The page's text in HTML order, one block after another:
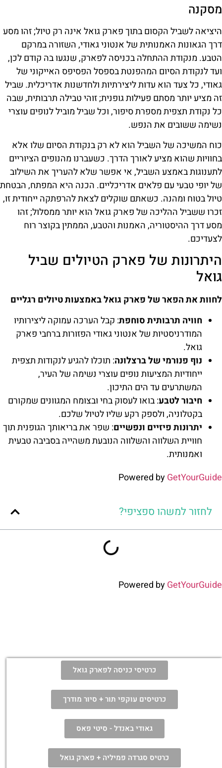
מסקנה
היציאה לשביל הקסום בתוך פארק גואל אינה רק טיול; זהו מסע
דרך הגאונות האמנותית של אנטוני גאודי, השזורה במרקם
הטבע. מנקודת ההתחלה בכניסה לפארק, שנגעו בה קודם לכן,
ועד לנקודת הסיום המהפנטת בספסל הפסיפס האייקוני של
גאודי, כל צעד הוא עדות ליצירתיות ולחדשנות אדריכלית. שביל
זה מציע יותר מסתם פעילות גופנית; זוהי טבילה תרבותית, שבה
כל נקודת תצפית מספרת סיפור, וכל שביל מוביל לנופים עוצרי
נשימה ששובים את הנפש.
כוח המשיכה של השביל הוא לא רק בנקודת הסיום שלו אלא
בחוויות שהוא מציע לאורך הדרך. כשעברנו מהנופים הציוריים
לתענוגות באמצע השביל, אי אפשר שלא להעריך את השילוב
של יופי טבעי עם פלאים אדריכליים. הכנה היא המפתח, הבטחת
טיול בטוח ומהנה. כשאתם שוקלים לצאת להרפתקה ייחודית זו,
זכרו ששביל ההליכה של פארק גואל הוא יותר ממסלול; זהו
מסע דרך ההיסטוריה, האמנות והטבע, הממתין בקוצר רוח
לצעדיכם.
היתרונות של פארק הטיולים שביל
גואל
לחוות את הפאר של פארק גואל באמצעות טיולים רגליים
חוויה תרבותית סוחפת: קבל הערכה עמוקה ליצירותיו
המודרניסטיות של אנטוני גאודי הפזורות ברחבי פארק
גואל.
נוף פנורמי של ברצלונה: תוכלו להגיע לנקודות תצפית
ייחודיות המציעות נופים עוצרי נשימה של העיר,
המשתרעים עד הים התיכון.
חיבור לטבע: בואו לעסוק בחי ובצומח המגוונים שמקורם
בקטלוניה, ולספק רקע שליו לטיול שלכם.
יתרונות פיזיים ונפשיים: שפר את בריאותך הגופנית תוך
חוויית השלווה והשלווה הנובעת משהייה בסביבה טבעית
ואמנותית.
Powered byGetYourGuide
לחזור למשהו ספציפי?
Powered byGetYourGuide
כרטיסי כניסה לפארק גואל
כרטיסים עוקפי תור + סיור מודרך
גאודי באנדל - סיטי פאס
כרטיס סגרדה פמיליה + פארק גואל